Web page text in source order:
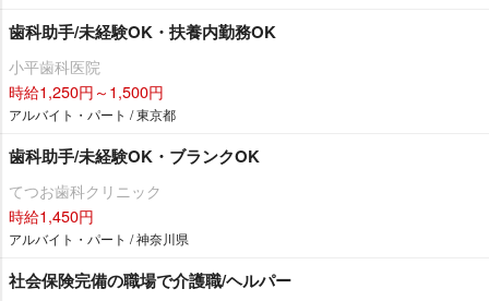
歯科助手/未経験OK・扶養内勤務OK
小平歯科医院
時給1,250円～1,500円
アルバイト・パート / 東京都
歯科助手/未経験OK・ブランクOK
てつお歯科クリニック
時給1,450円
アルバイト・パート / 神奈川県
社会保険完備の職場で介護職/ヘルパー